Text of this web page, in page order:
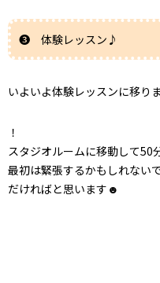
❸ 体験レッスン♪
いよいよ体験レッスンに移り
！
スタジオルームに移動して50
最初は緊張するかもしれない
だければと思います☻